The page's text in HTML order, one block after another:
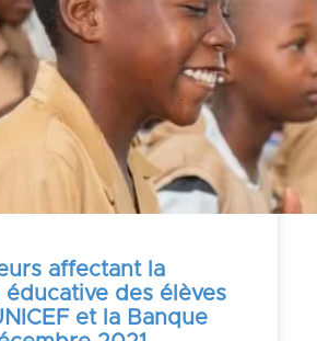
affectant la
des élèves
et la Banque